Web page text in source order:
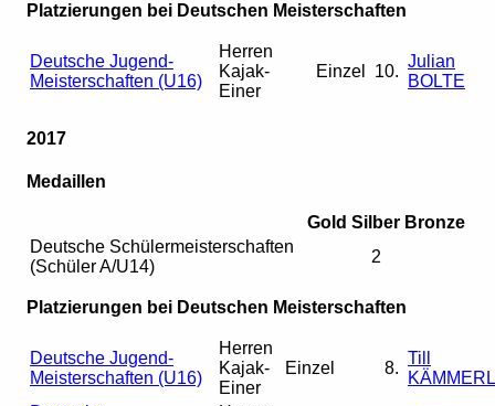
Platzierungen bei Deutschen Meisterschaften
Deutsche Jugend-
Meisterschaften (U16)
Herren
Kajak-
Einer
Einzel 10.
Julian
BOLTE
2017
Medaillen
Gold Silber Bronze
Deutsche Schülermeisterschaften
(Schüler A/U14)
2
Platzierungen bei Deutschen Meisterschaften
Deutsche Jugend-
Meisterschaften (U16)
Herren
Kajak-
Einer
Einzel 8.
Till